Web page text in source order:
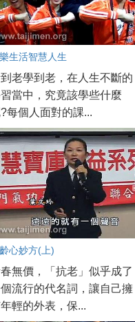
生活智慧人生
老學到老，在人生不斷的
當中，究竟該學些什麼
每個人面對的課...
心妙方(上)
無價，「抗老」似乎成了
流行的代名詞，讓自己擁
輕的外表，保...